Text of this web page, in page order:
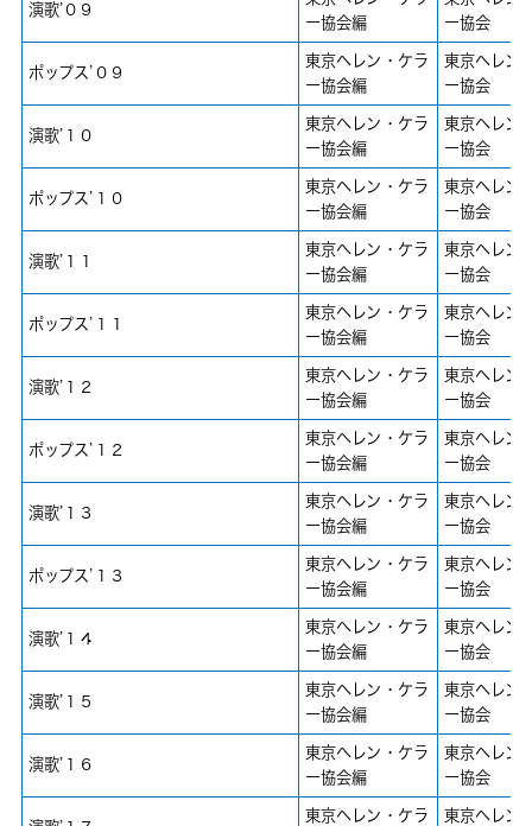
演歌’０９
ー協会編
ー協会
ポップス’０９
東京ヘレン・ケラ
ー協会編
東京ヘレン
ー協会
演歌’１０
東京ヘレン・ケラ
ー協会編
東京ヘレン
ー協会
ポップス’１０
東京ヘレン・ケラ
ー協会編
東京ヘレン
ー協会
演歌’１１
東京ヘレン・ケラ
ー協会編
東京ヘレン
ー協会
ポップス’１１
東京ヘレン・ケラ
ー協会編
東京ヘレン
ー協会
演歌’１２
東京ヘレン・ケラ
ー協会編
東京ヘレン
ー協会
ポップス’１２
東京ヘレン・ケラ
ー協会編
東京ヘレン
ー協会
演歌’１３
東京ヘレン・ケラ
ー協会編
東京ヘレン
ー協会
ポップス’１３
東京ヘレン・ケラ
ー協会編
東京ヘレン
ー協会
演歌’１４
東京ヘレン・ケラ
ー協会編
東京ヘレン
ー協会
演歌’１５
東京ヘレン・ケラ
ー協会編
東京ヘレン
ー協会
演歌’１６
東京ヘレン・ケラ
ー協会編
東京ヘレン
ー協会
東京ヘレン・ケラ
東京ヘレン